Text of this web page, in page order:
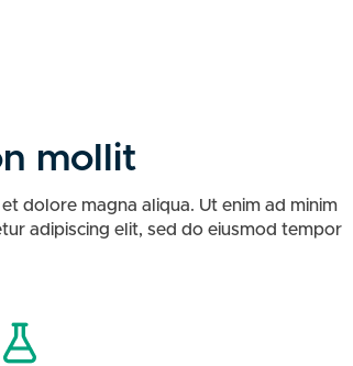
mollit
dolore magna aliqua. Ut enim ad minim
adipiscing elit, sed do eiusmod tempor